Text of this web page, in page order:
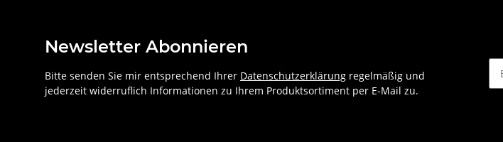
Newsletter Abonnieren
Bitte senden Sie mir entsprechend Ihrer Datenschutzerklärung regelmäßig und
jederzeit widerruflich Informationen zu Ihrem Produktsortiment per E-Mail zu.